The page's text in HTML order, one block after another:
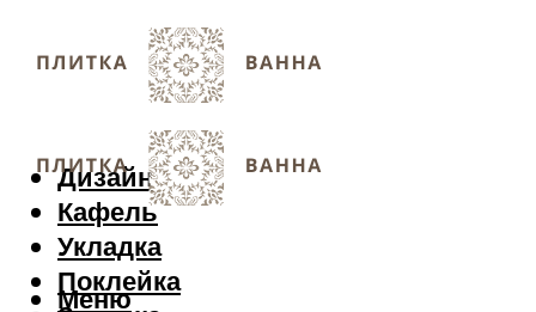
Дизайн
Кафель
Укладка
Поклейка
Меню